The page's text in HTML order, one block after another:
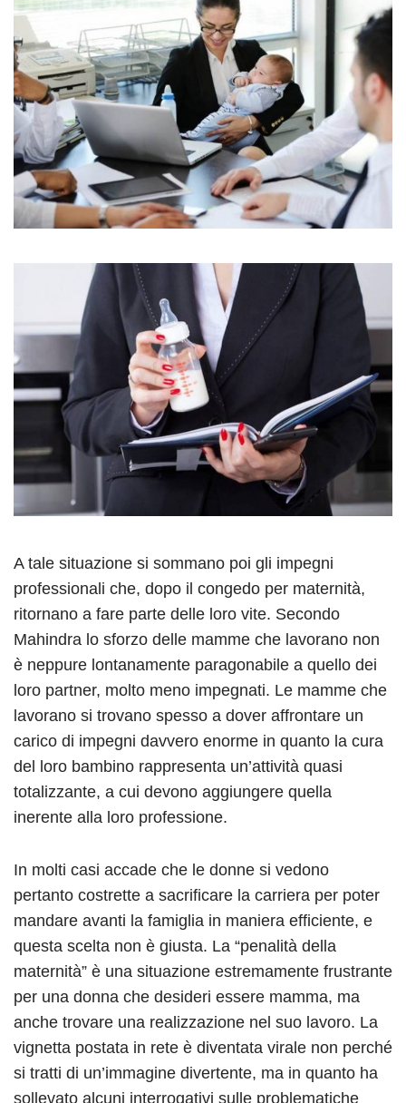
A tale situazione si sommano poi gli impegni
professionali che, dopo il congedo per maternità,
ritornano a fare parte delle loro vite. Secondo
Mahindra lo sforzo delle mamme che lavorano non
è neppure lontanamente paragonabile a quello dei
loro partner, molto meno impegnati. Le mamme che
lavorano si trovano spesso a dover affrontare un
carico di impegni davvero enorme in quanto la cura
del loro bambino rappresenta un’attività quasi
totalizzante, a cui devono aggiungere quella
inerente alla loro professione.
In molti casi accade che le donne si vedono
pertanto costrette a sacrificare la carriera per poter
mandare avanti la famiglia in maniera efficiente, e
questa scelta non è giusta. La “penalità della
maternità” è una situazione estremamente frustrante
per una donna che desideri essere mamma, ma
anche trovare una realizzazione nel suo lavoro. La
vignetta postata in rete è diventata virale non perché
si tratti di un’immagine divertente, ma in quanto ha
sollevato alcuni interrogativi sulle problematiche